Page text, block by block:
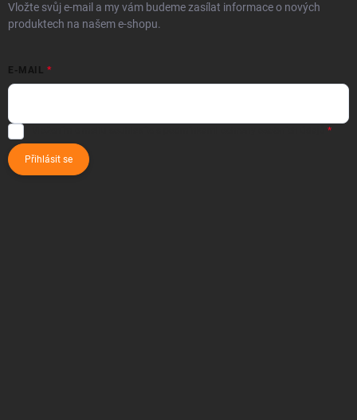
Vložte svůj e-mail a my vám budeme zasílat informace o nových
produktech na našem e-shopu.
E-MAIL
Přihlásit se